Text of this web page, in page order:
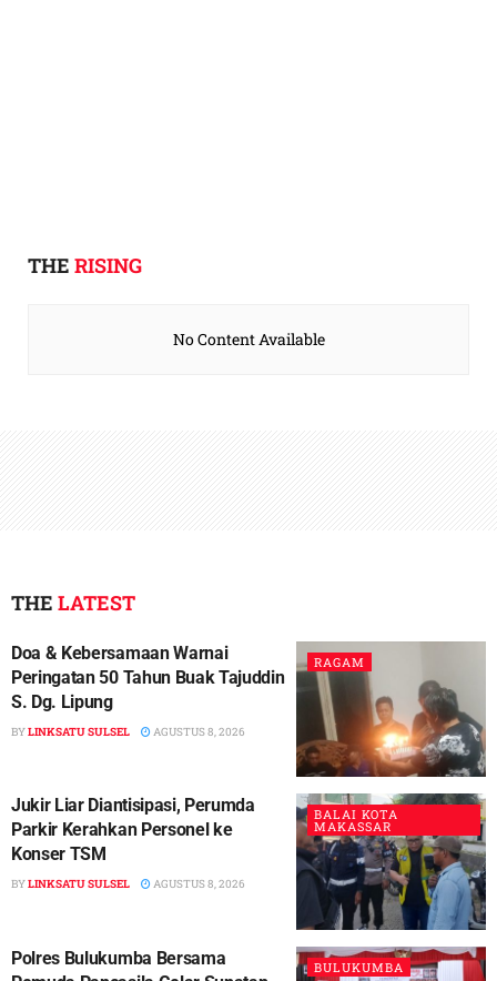
THE RISING
No Content Available
THE LATEST
RAGAM
Doa & Kebersamaan Warnai
Peringatan 50 Tahun Buak Tajuddin
S. Dg. Lipung
BYLINKSATU SULSEL AGUSTUS 8, 2026
BALAI KOTA
MAKASSAR
Jukir Liar Diantisipasi, Perumda
Parkir Kerahkan Personel ke
Konser TSM
BYLINKSATU SULSEL AGUSTUS 8, 2026
BULUKUMBA
Polres Bulukumba Bersama